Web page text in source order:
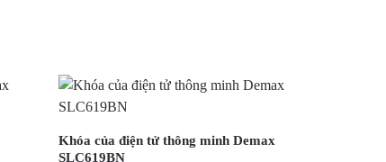
Khóa của điện tử thông minh Demax
SLC619BN